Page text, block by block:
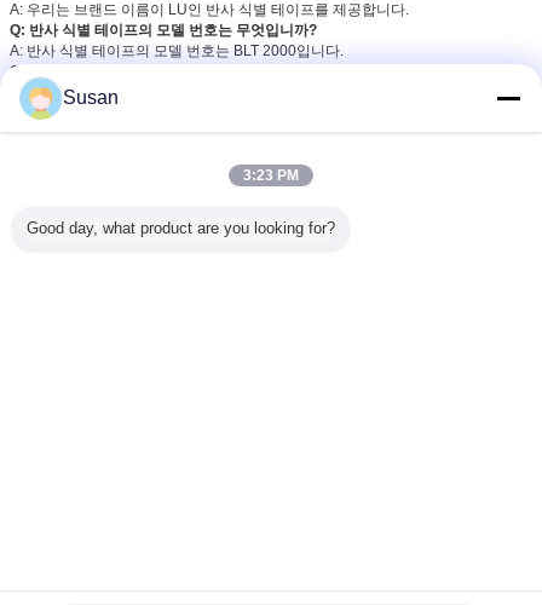
A: 우리는 브랜드 이름이 LU인 반사 식별 테이프를 제공합니다.
Q: 반사 식별 테이프의 모델 번호는 무엇입니까?
A: 반사 식별 테이프의 모델 번호는 BLT 2000입니다.
Q: 반사 식별 테이프는 어떻게 가시성을 높이나요?
A: 반사 눈금 테이프는 헤드라이트, 손전등 및 기타 광원에서 나오는 빛을 반사하여
가시성을 높입니다.
트레일러 conspicuity 테이프
가장 저렴 한 가격 으로
Susan
3:23 PM
Good day, what product are you looking for?